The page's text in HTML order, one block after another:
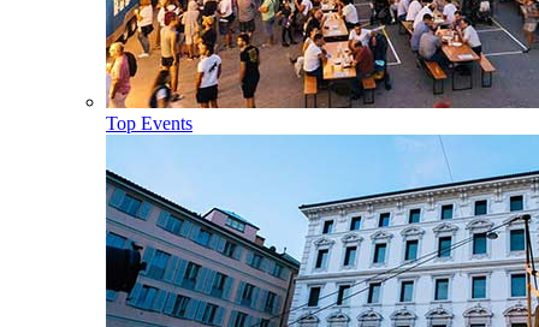
Top Events